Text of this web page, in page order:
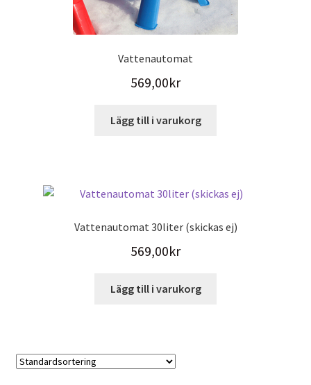
Vattenautomat
569,00kr
Lägg till i varukorg
Vattenautomat 30liter (skickas ej)
569,00kr
Lägg till i varukorg